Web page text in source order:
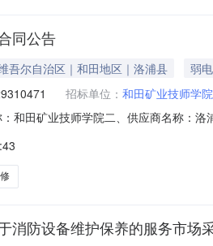
同公告
吾尔自治区｜和田地区｜洛浦县
弱
招标单位： 和田矿业技师学院
和田矿业技师学院二、供应商名称：
见附件中的合同文件八、联系方式1、
消防设备维护保养的服务市场